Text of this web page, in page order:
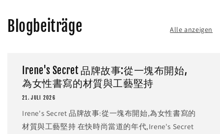
Blogbeiträge Alle anzeigen
Irene's Secret 品牌故事:從一塊布開始,
為女性書寫的材質與工藝堅持
21. JULI 2026
Irene's Secret 品牌故事:從一塊布開始,為女性書寫的
材質與工藝堅持 在快時尚當道的年代,Irene's Secret